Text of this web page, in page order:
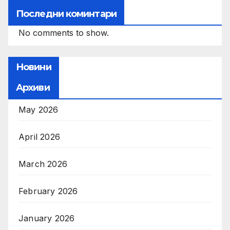
Последни коминтари
No comments to show.
Новини
Архиви
May 2026
April 2026
March 2026
February 2026
January 2026